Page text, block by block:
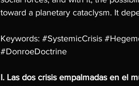
toward a planetary cataclysm. It
Keywords: #SystemicCrisis
#DonroeDoctrine
I. Las dos crisis empalmadas en el